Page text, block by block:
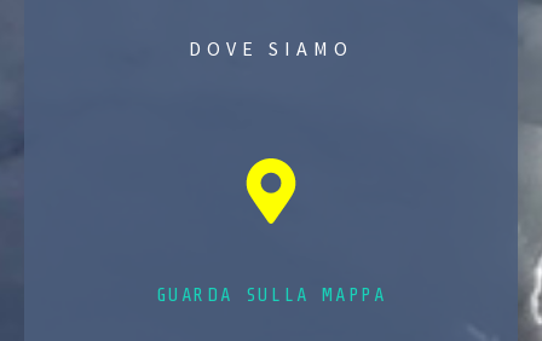
DOVE SIAMO
GUARDA SULLA MAPPA